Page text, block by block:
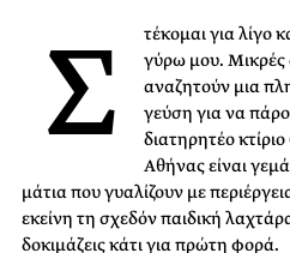
Σ
τέκομαι για λίγο
γύρω μου. Μικρές
αναζητούν μια
γεύση για να
διατηρητέο
Αθήνας είναι
μάτια πουγυαλίζουν με
εκείνη τη σχεδόν παιδική
δοκιμάζεις κάτι για πρώτη φορά.